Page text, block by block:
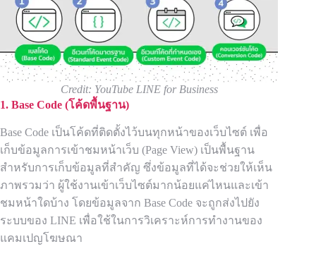
Credit: YouTube LINE for Business
1. Base Code (โค้ดพื้นฐาน)
Base Code เป็นโค้ดที่ติดตั้งไว้บนทุกหน้าของเว็บไซต์ เพื่อ
เก็บข้อมูลการเข้าชมหน้าเว็บ (Page View) เป็นพื้นฐาน
สำหรับการเก็บข้อมูลที่สำคัญ ซึ่งข้อมูลที่ได้จะช่วยให้เห็น
ภาพรวมว่า ผู้ใช้งานเข้าเว็บไซต์มากน้อยแค่ไหนและเข้า
ชมหน้าใดบ้าง โดยข้อมูลจาก Base Code จะถูกส่งไปยัง
ระบบของ LINE เพื่อใช้ในการวิเคราะห์การทำงานของ
แคมเปญโฆษณา